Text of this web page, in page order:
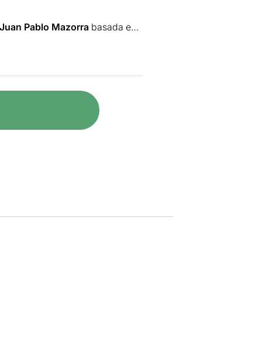
Juan Pablo Mazorra basada en
la companyia Els Joglars.
suportar la ira de Posidó
la vida, per arribar als EUA.
cor i que no té al seu país els